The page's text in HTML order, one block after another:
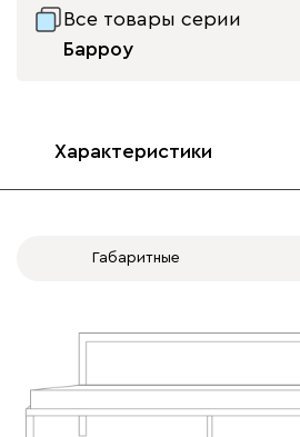
Все товары серии
Барроу
Характеристики
Габаритные